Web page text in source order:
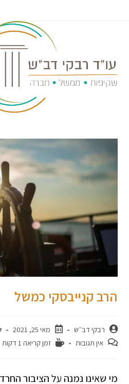
הרב קנייבסקי כמשל
רבקי דב״ש מאי 25, 2021
אין תגובות
זמן קריאה 1 דקות
מי שאינו נמנה על הציבור